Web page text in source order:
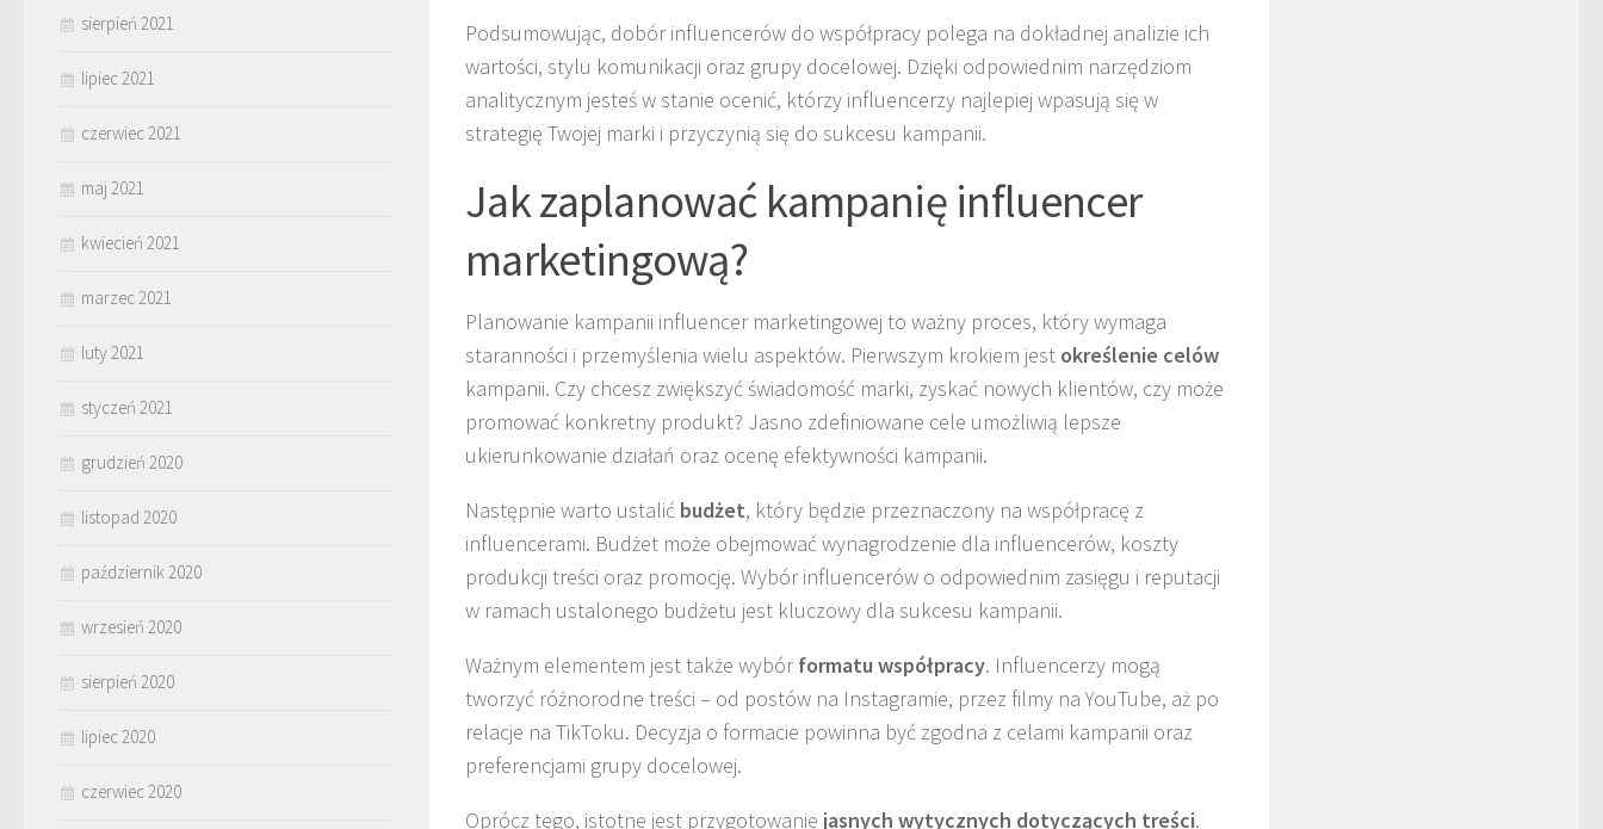
Podsumowując, dobór influencerów do współpracy polega na dokładnej analizie ich
wartości, stylu komunikacji oraz grupy docelowej. Dzięki odpowiednim narzędziom
analitycznym jesteś w stanie ocenić, którzy influencerzy najlepiej wpasują się w
strategię Twojej marki i przyczynią się do sukcesu kampanii.
Jak zaplanować kampanię influencer
marketingową?
Planowanie kampanii influencer marketingowej to ważny proces, który wymaga
staranności i przemyślenia wielu aspektów. Pierwszym krokiem jest określenie celów
kampanii. Czy chcesz zwiększyć świadomość marki, zyskać nowych klientów, czy może
promować konkretny produkt? Jasno zdefiniowane cele umożliwią lepsze
ukierunkowanie działań oraz ocenę efektywności kampanii.
Następnie warto ustalić budżet, który będzie przeznaczony na współpracę z
influencerami. Budżet może obejmować wynagrodzenie dla influencerów, koszty
produkcji treści oraz promocję. Wybór influencerów o odpowiednim zasięgu i reputacji
w ramach ustalonego budżetu jest kluczowy dla sukcesu kampanii.
Ważnym elementem jest także wybórformatu współpracy. Influencerzy mogą
tworzyć różnorodne treści – od postów na Instagramie, przez filmy na YouTube, aż po
relacje na TikToku. Decyzja o formacie powinna być zgodna z celami kampanii oraz
preferencjami grupy docelowej.
Oprócz tego, istotne jest przygotowanie jasnych wytycznych dotyczących treści.
sierpień 2021
lipiec 2021
czerwiec 2021
maj 2021
kwiecień 2021
marzec 2021
luty 2021
styczeń 2021
grudzień 2020
listopad 2020
październik 2020
wrzesień 2020
sierpień 2020
lipiec 2020
czerwiec 2020